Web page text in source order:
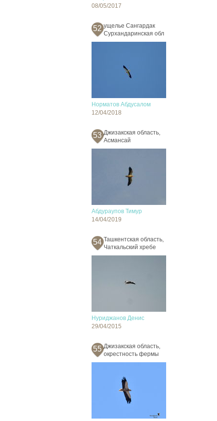
08/05/2017
52 ущелье Сангардак
Сурхандаринская обл
Норматов Абдусалом
12/04/2018
53 Джизакская область,
Асмансай
Абдураупов Тимур
14/04/2019
54 Ташкентская область,
Чаткальский хребе
Нуриджанов Денис
29/04/2015
55 Джизакская область,
окрестность фермы